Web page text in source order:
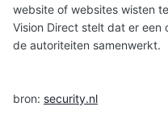
website of websites wisten
Vision Direct stelt dat er een
de autoriteiten samenwerkt.
bron: security.nl